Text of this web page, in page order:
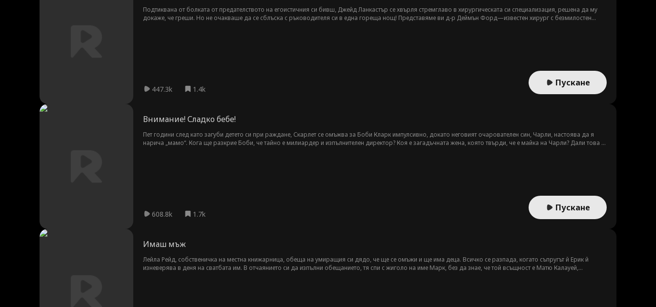
Подтиквана от болката от предателството на егоистичния си бивш, Джейд Ланкастър се хвърля стремглаво в хирургическата си специализация, решена да му
докаже, че греши. Но не очакваше да се сблъска с ръководителя си в една гореща нощ! Представяме ви д-р Деймън Форд—известен хирург с безмилостен
447.3k 1.4k
Пускане
Внимание! Сладко бебе!
Пет години след като загуби детето си при раждане, Скарлет се омъжва за Боби Кларк импулсивно, докато неговият очарователен син, Чарли, настоява да я
нарича „мамо“. Кога ще разкрие Боби, че тайно е милиардер и изпълнителен директор? Коя е загадъчната жена, която твърди, че е майка на Чарли? Дали това е
608.8k 1.7k
Пускане
Имаш мъж
Лейла Рейд, собственичка на местна книжарница, обеща на умиращия си дядо, че ще се омъжи и ще има деца. Всичко се разпада, когато съпругът й Ерик й
изневерява в деня на сватбата им. В отчаянието си да изпълни обещанието, тя спи с жиголо на име Марк, без да знае, че той всъщност е Матю Калауей,